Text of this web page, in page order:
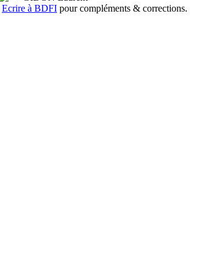
Ecrire à BDFI pour compléments & corrections.